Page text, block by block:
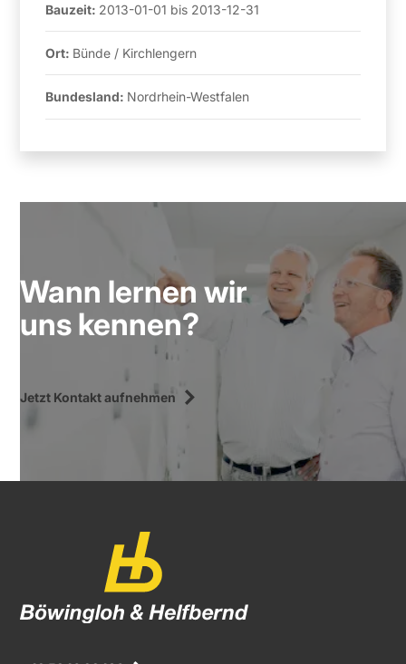
Bauzeit: 2013-01-01 bis 2013-12-31
Ort: Bünde / Kirchlengern
Bundesland: Nordrhein-Westfalen
Wann lernen wir
uns kennen?
Jetzt Kontakt aufnehmen